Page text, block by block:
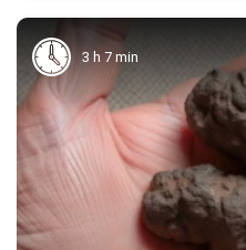
3 h 7 min